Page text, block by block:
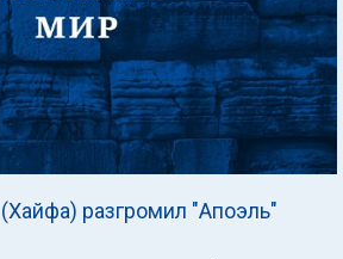
разгромил "Апоэль"